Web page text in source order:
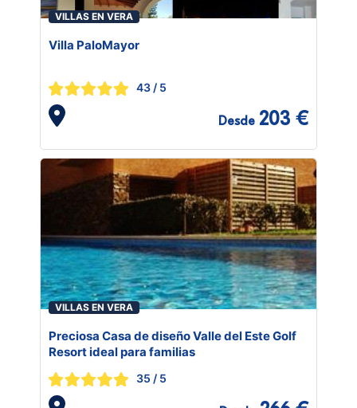
VILLAS EN VERA
Villa PaloMayor
43 / 5
Desde 203 €
VILLAS EN VERA
Preciosa Casa de diseño Valle del Este Golf
Resort ideal para familias
35 / 5